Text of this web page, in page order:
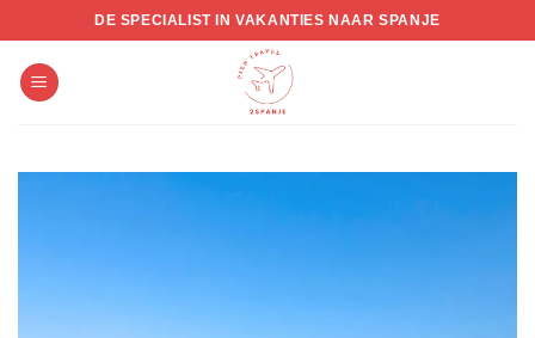
to
content
DE SPECIALIST IN VAKANTIES NAAR SPANJE